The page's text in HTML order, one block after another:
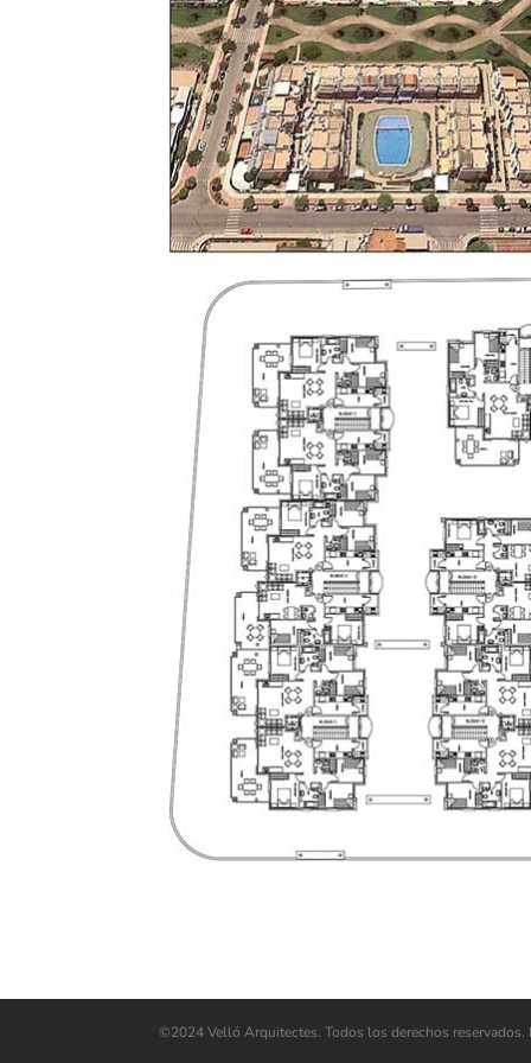
©2024 Velló Arquitectes. Todos los derechos reservados.